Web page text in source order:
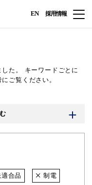
EN 採用情報
た。
キーワードごとに
ご覧ください。
合品 制電